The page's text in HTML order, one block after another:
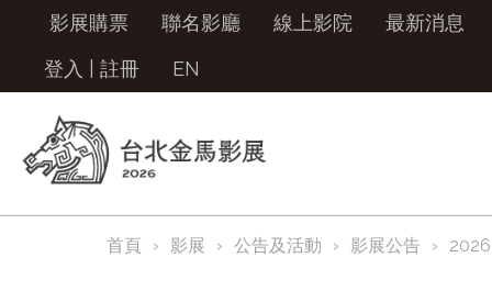
影展購票 聯名影廳 線上影院
最新消息
登入
註冊 EN
首頁 影展 公告及活動 影展公告